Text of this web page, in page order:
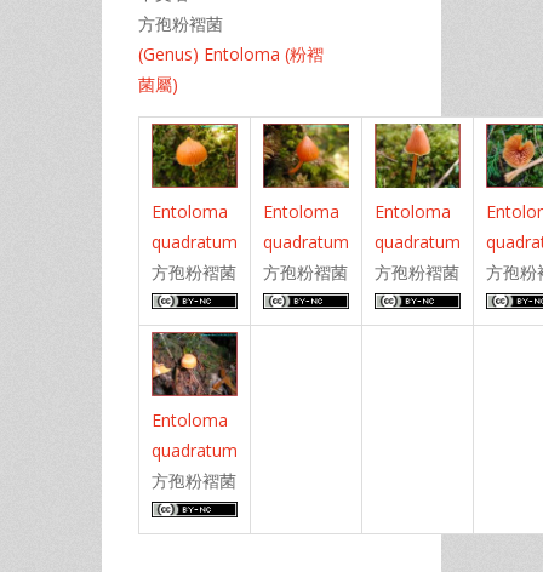
方孢粉褶菌
(Genus) Entoloma (粉褶
菌屬)
Entoloma
quadratum
方孢粉褶菌
Entoloma
quadratum
方孢粉褶菌
Entoloma
quadratum
方孢粉褶菌
方孢粉
Entoloma
quadratum
方孢粉褶菌